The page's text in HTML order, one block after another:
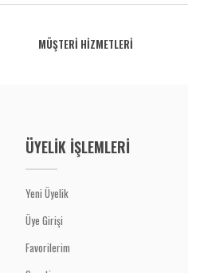
MÜŞTERİ HİZMETLERİ
ÜYELİK İŞLEMLERİ
Yeni Üyelik
Üye Girişi
Favorilerim